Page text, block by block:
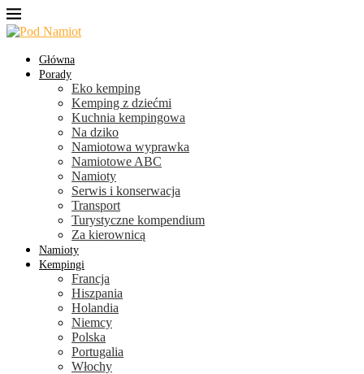
Główna
Porady
Eko kemping
Kemping z dziećmi
Kuchnia kempingowa
Na dziko
Namiotowa wyprawka
Namiotowe ABC
Namioty
Serwis i konserwacja
Transport
Turystyczne kompendium
Za kierownicą
Namioty
Kempingi
Francja
Hiszpania
Holandia
Niemcy
Polska
Portugalia
Włochy